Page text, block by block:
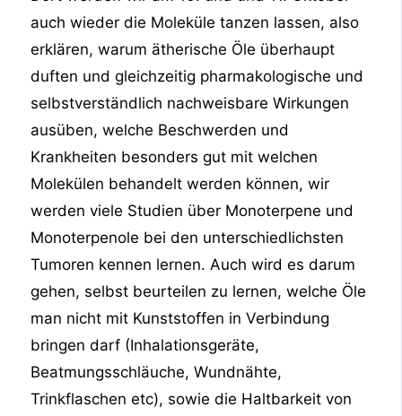
auch wieder die Moleküle tanzen lassen, also
erklären, warum ätherische Öle überhaupt
duften und gleichzeitig pharmakologische und
selbstverständlich nachweisbare Wirkungen
ausüben, welche Beschwerden und
Krankheiten besonders gut mit welchen
Molekülen behandelt werden können, wir
werden viele Studien über Monoterpene und
Monoterpenole bei den unterschiedlichsten
Tumoren kennen lernen. Auch wird es darum
gehen, selbst beurteilen zu lernen, welche Öle
man nicht mit Kunststoffen in Verbindung
bringen darf (Inhalationsgeräte,
Beatmungsschläuche, Wundnähte,
Trinkflaschen etc), sowie die Haltbarkeit von